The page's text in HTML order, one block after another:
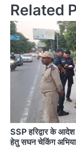
Related
SSP हरिद्वार के
हेतु सघन चेकिंग